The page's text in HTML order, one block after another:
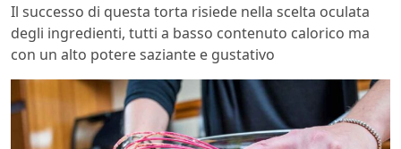
Il successo di questa torta risiede nella scelta oculata
degli ingredienti, tutti a basso contenuto calorico ma
con un alto potere saziante e gustativo